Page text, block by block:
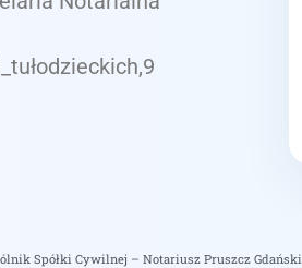
Spółki Cywilnej – Notariusz Pruszcz Gdański